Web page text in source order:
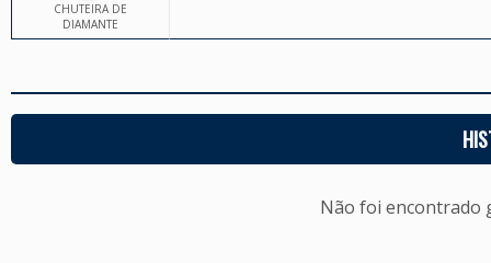
CHUTEIRA DE
DIAMANTE
Não foi encontrado